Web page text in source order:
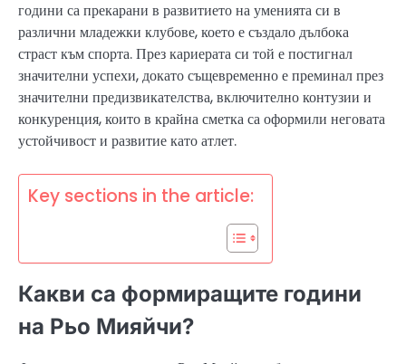
години са прекарани в развитието на уменията си в
различни младежки клубове, което е създало дълбока
страст към спорта. През кариерата си той е постигнал
значителни успехи, докато същевременно е преминал през
значителни предизвикателства, включително контузии и
конкуренция, които в крайна сметка са оформили неговата
устойчивост и развитие като атлет.
Key sections in the article:
Какви са формиращите години
на Рьо Мияйчи?